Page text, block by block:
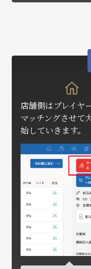
店舗側はプレイヤ
マッチングさせて
始していきます。